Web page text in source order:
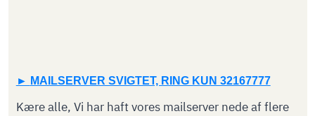
MAILSERVER SVIGTET, RING KUN 32167777
Kære alle, Vi har haft vores mailserver nede af flere